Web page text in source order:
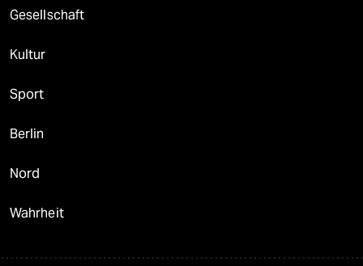
Gesellschaft
Kultur
Sport
Berlin
Nord
Wahrheit